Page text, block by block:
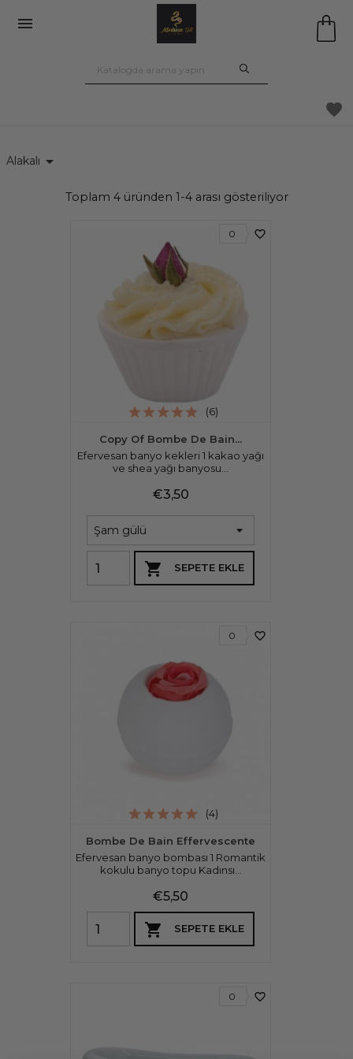

favorite
Alakalı 
Toplam 4 üründen 1-4 arası gösteriliyor
Copy Of Bombe De Bain...
Efervesan banyo kekleri 1 kakao yağı
ve shea yağı banyosu...
Fiyat
€3,50
 SEPETE EKLE
favorite_border
0
(6)
Bombe De Bain Effervescente
Efervesan banyo bombası 1 Romantik
kokulu banyo topu Kadınsı...
Fiyat
€5,50
 SEPETE EKLE
favorite_border
0
(4)
favorite_border
0